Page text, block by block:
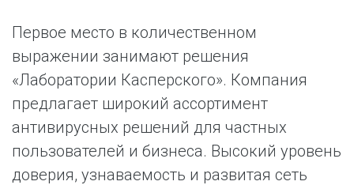
Первое место в количественном
выражении занимают решения
«Лаборатории Касперского». Компания
предлагает широкий ассортимент
антивирусных решений для частных
пользователей и бизнеса. Высокий уровень
доверия, узнаваемость и развитая сеть